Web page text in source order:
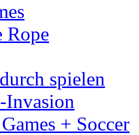
Rope
spielen
Invasion
+ Soccer